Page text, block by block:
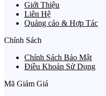
Giới Thiệu
Liên Hệ
Quảng cáo & Hợp Tác
Chính Sách
Chính Sách Bảo Mật
Điều Khoản Sử Dụng
Mã Giảm Giá